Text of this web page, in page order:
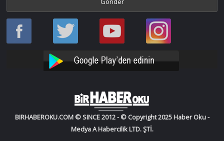
Haber
Oku
Haber
Oku
Bir
Haber
YouTube
Bir
Haber
Instagram
BIRHABEROKU.COM © SINCE 2012 - © Copyright 2025 Haber Oku -
Medya A Habercilik LTD. ŞTİ.